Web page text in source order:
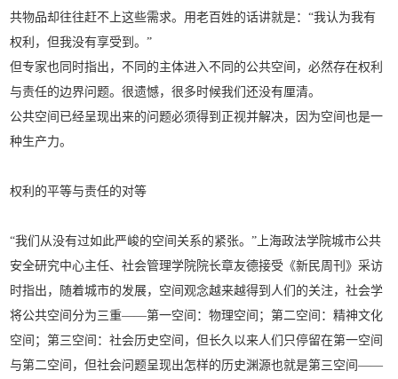
共物品却往往赶不上这些需求。用老百姓的话讲就是：“我认为我有
权利，但我没有享受到。”
但专家也同时指出，不同的主体进入不同的公共空间，必然存在权利
与责任的边界问题。很遗憾，很多时候我们还没有厘清。
公共空间已经呈现出来的问题必须得到正视并解决，因为空间也是一
种生产力。
权利的平等与责任的对等
“我们从没有过如此严峻的空间关系的紧张。”上海政法学院城市公共
安全研究中心主任、社会管理学院院长章友德接受《新民周刊》采访
时指出，随着城市的发展，空间观念越来越得到人们的关注，社会学
将公共空间分为三重——第一空间：物理空间；第二空间：精神文化
空间；第三空间：社会历史空间，但长久以来人们只停留在第一空间
与第二空间，但社会问题呈现出怎样的历史渊源也就是第三空间——